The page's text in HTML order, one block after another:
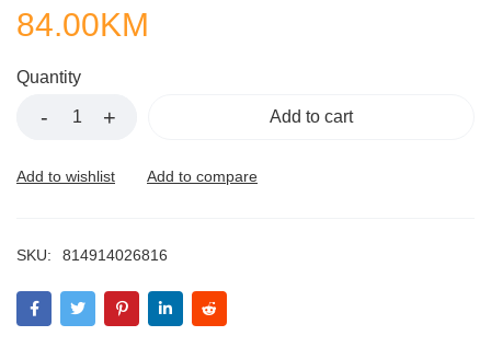
84.00KM
Quantity
Add to cart
SKU: 814914026816